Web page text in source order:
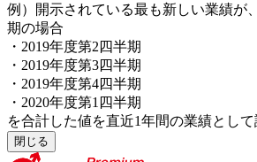
例）開示されている最も新しい業績が
期の場合
・2019年度第2四半期
・2019年度第3四半期
・2019年度第4四半期
・2020年度第1四半期
を合計した値を直近1年間の業績とし
閉じる